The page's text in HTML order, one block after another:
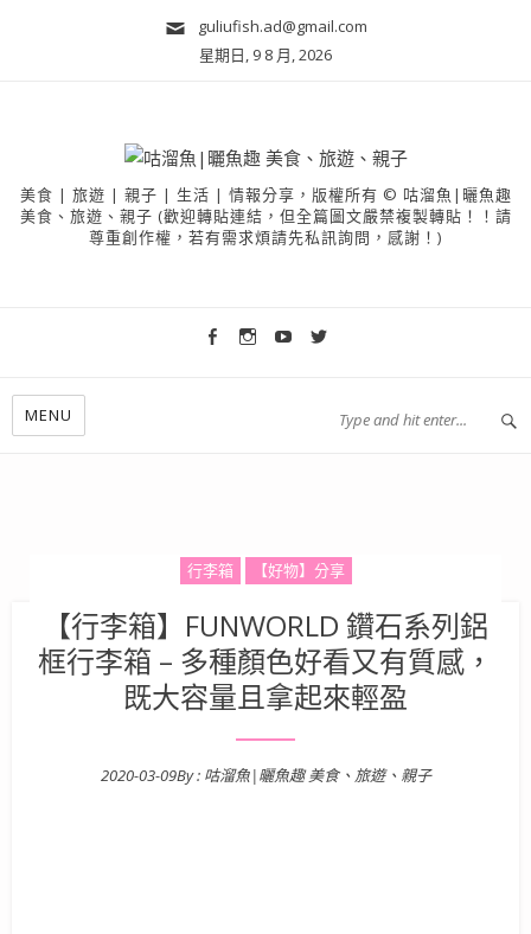
guliufish.ad@gmail.com
星期日, 9 8 月, 2026
美食 | 旅遊 | 親子 | 生活 | 情報分享，版權所有 © 咕溜魚|曬魚趣
美食、旅遊、親子 (歡迎轉貼連結，但全篇圖文嚴禁複製轉貼！！請
尊重創作權，若有需求煩請先私訊詢問，感謝！)
MENU
行李箱 【好物】分享
【行李箱】FUNWORLD 鑽石系列鋁
框行李箱 – 多種顏色好看又有質感，
既大容量且拿起來輕盈
Posted on
2020-03-09By : 咕溜魚|曬魚趣 美食、旅遊、親子